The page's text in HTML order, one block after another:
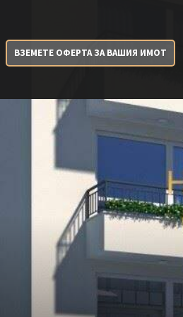
ВЗЕМЕТЕ ОФЕРТА ЗА ВАШИЯ ИМОТ